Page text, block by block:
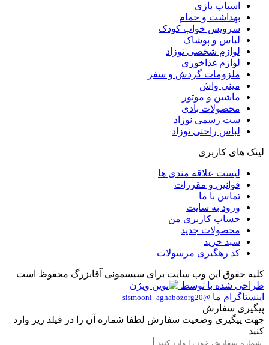
اسباب بازی
بهداشت و حمام
سرویس خواب کودک
لباس و پوشاک
لوازم شخصی نوزاد
لوازم غذاخوری
ملزومات گردش و سفر
مینی واش
ماشین و موتور
محصولات بادی
ست رسمی نوزاد
لباس راحتی نوزاد
لینک های کاربری
لیست علاقه مندی ها
قوانین و مقررات
تماس با ما
ورود به سایت
حساب کاربری من
محصولات جدید
سبد خرید
کد رهگیری مرسولات
کلیه حقوق این وب سایت برای سیسمونی آقابزرگ محفوظ است
طراحی شده با توسط
اینستاگرام ما @sismooni_aghabozorg20
پیگیری سفارش
جهت پیگیری وضعیت سفارش لطفا شماره آن را در فیلد زیر وارد
کنید